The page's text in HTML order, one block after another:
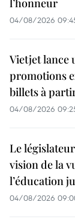
l’honneur
04/08/2026
Vietjet lance
promotions
billets à
04/08/2026
Le
vision de la
l’éducation
04/08/2026